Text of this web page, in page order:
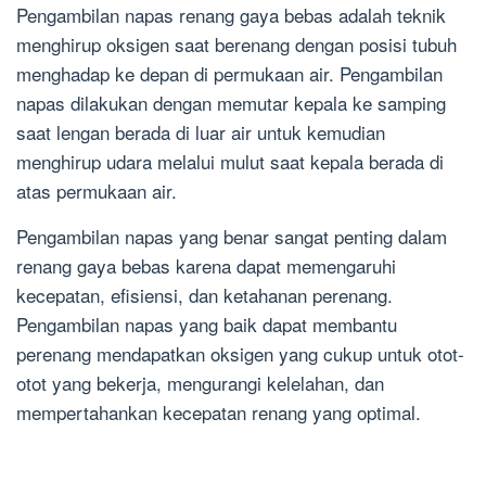
Pengambilan napas renang gaya bebas adalah teknik
menghirup oksigen saat berenang dengan posisi tubuh
menghadap ke depan di permukaan air. Pengambilan
napas dilakukan dengan memutar kepala ke samping
saat lengan berada di luar air untuk kemudian
menghirup udara melalui mulut saat kepala berada di
atas permukaan air.
Pengambilan napas yang benar sangat penting dalam
renang gaya bebas karena dapat memengaruhi
kecepatan, efisiensi, dan ketahanan perenang.
Pengambilan napas yang baik dapat membantu
perenang mendapatkan oksigen yang cukup untuk otot-
otot yang bekerja, mengurangi kelelahan, dan
mempertahankan kecepatan renang yang optimal.